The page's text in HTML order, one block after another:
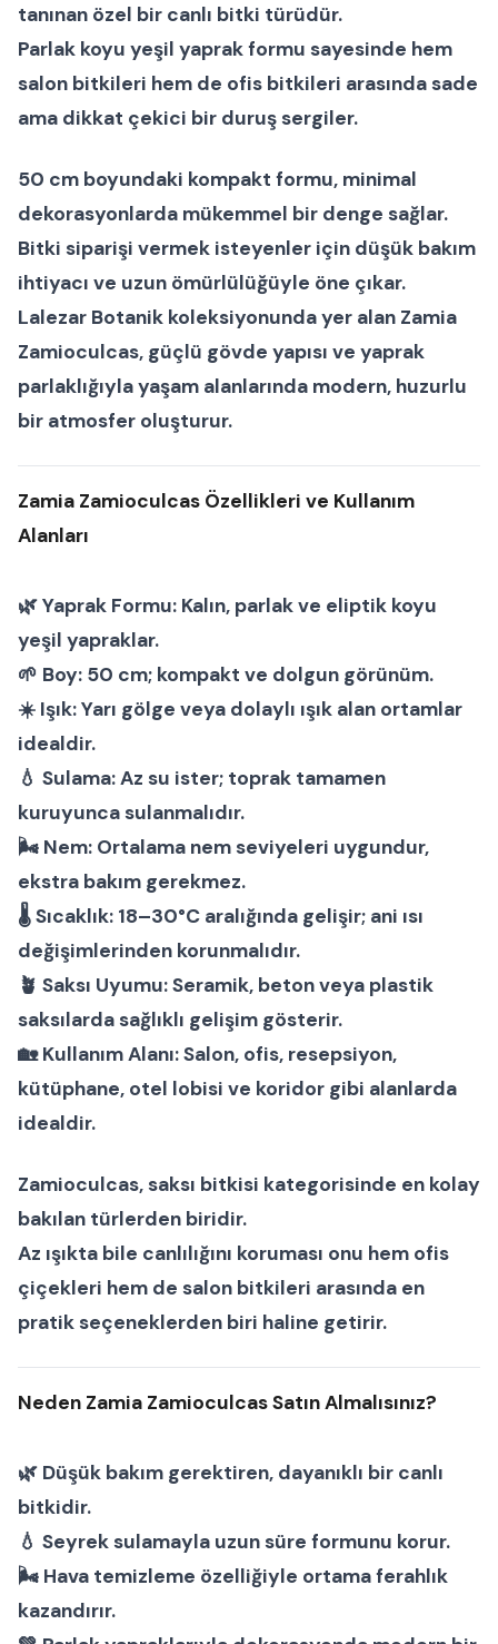
tanınan özel bir canlı bitki türüdür.
Parlak koyu yeşil yaprak formu sayesinde hem
salon bitkileri hem de ofis bitkileri arasında sade
ama dikkat çekici bir duruş sergiler.
50 cm boyundaki kompakt formu, minimal
dekorasyonlarda mükemmel bir denge sağlar.
Bitki siparişi vermek isteyenler için düşük bakım
ihtiyacı ve uzun ömürlülüğüyle öne çıkar.
Lalezar Botanik koleksiyonunda yer alan Zamia
Zamioculcas, güçlü gövde yapısı ve yaprak
parlaklığıyla yaşam alanlarında modern, huzurlu
bir atmosfer oluşturur.
Zamia Zamioculcas Özellikleri ve Kullanım
Alanları
🌿Yaprak Formu: Kalın, parlak ve eliptik koyu
yeşil yapraklar.
🌱 Boy: 50 cm; kompakt ve dolgun görünüm.
☀️ Işık:Yarı gölge veya dolaylı ışık alan ortamlar
idealdir.
💧 Sulama:Az su ister; toprak tamamen
kuruyunca sulanmalıdır.
🌬 Nem: Ortalama nem seviyeleri uygundur,
ekstra bakım gerekmez.
🌡Sıcaklık: 18–30°C aralığında gelişir; ani ısı
değişimlerinden korunmalıdır.
🪴 Saksı Uyumu:Seramik, beton veya plastik
saksılarda sağlıklı gelişim gösterir.
🏡Kullanım Alanı:Salon, ofis, resepsiyon,
kütüphane, otel lobisi ve koridor gibi alanlarda
idealdir.
Zamioculcas,saksı bitkisi kategorisinde en kolay
bakılan türlerden biridir.
Az ışıkta bile canlılığını koruması onu hem ofis
çiçekleri hem de salon bitkileri arasında en
pratik seçeneklerden biri haline getirir.
Neden Zamia Zamioculcas Satın Almalısınız?
🌿 Düşük bakım gerektiren, dayanıklı bir canlı
bitkidir.
💧 Seyrek sulamayla uzun süre formunu korur.
🌬 Hava temizleme özelliğiyle ortama ferahlık
kazandırır.